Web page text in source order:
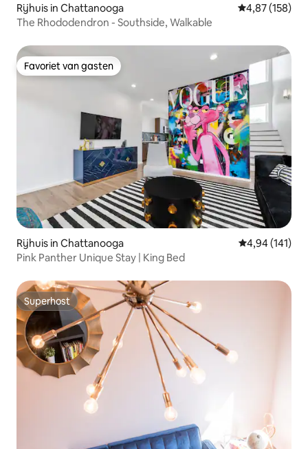
Rijhuis in Chattanooga Gemiddelde
4,87 (158)
The Rhododendron - Southside, Walkable
Favoriet van gasten
Favoriet van gasten
Rijhuis in Chattanooga Gemiddelde
4,94 (141)
Pink Panther Unique Stay | King Bed
Superhost
Superhost